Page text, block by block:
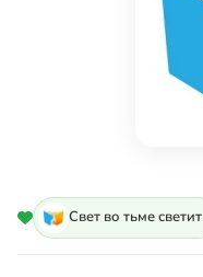
Свет во тьме светит